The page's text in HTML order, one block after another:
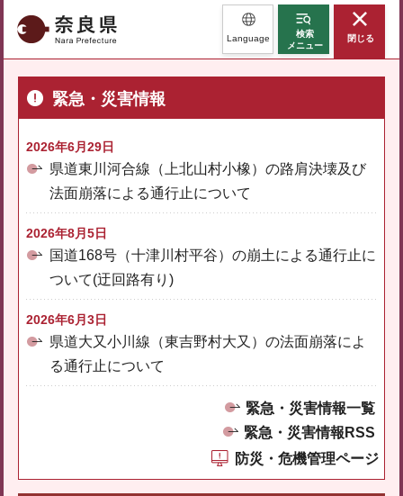
奈良県 Language
検索
メニュー
閉じる
緊急・災害情報
2026年6月29日
県道東川河合線（上北山村小橡）の路肩決壊及び
法面崩落による通行止について
2026年8月5日
国道168号（十津川村平谷）の崩土による通行止に
ついて(迂回路有り)
2026年6月3日
県道大又小川線（東吉野村大又）の法面崩落によ
る通行止について
緊急・災害情報一覧
緊急・災害情報RSS
防災・危機管理ページ